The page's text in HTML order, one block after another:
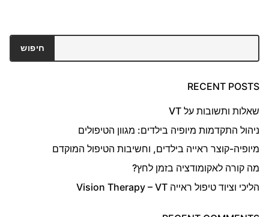
חיפוש
RECENT POSTS
שאלות ותשובות על VT
ניהול התקדמות מיופיה בילדים: מגוון הטיפולים
מיופיה-קוצר ראייה בילדים, וחשיבות הטיפול המוקדם
מה קורה לאקומודציה בזמן לחץ?
הליכי וציוד טיפול ראייה Vision Therapy – VT